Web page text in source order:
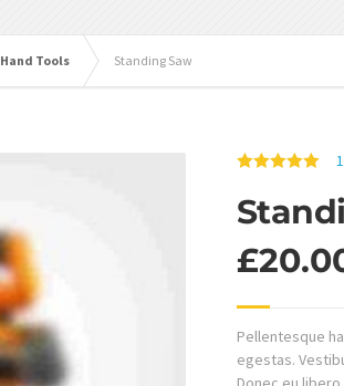
Hand Tools Standing Saw
1
£
Pellentesque
egestas.